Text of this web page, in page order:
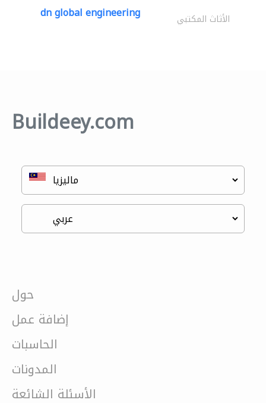
dn global engineering الأثاث المكتبي
Buildeey.com
حول
إضافة عمل
الحاسبات
المدونات
الأسئلة الشائعة